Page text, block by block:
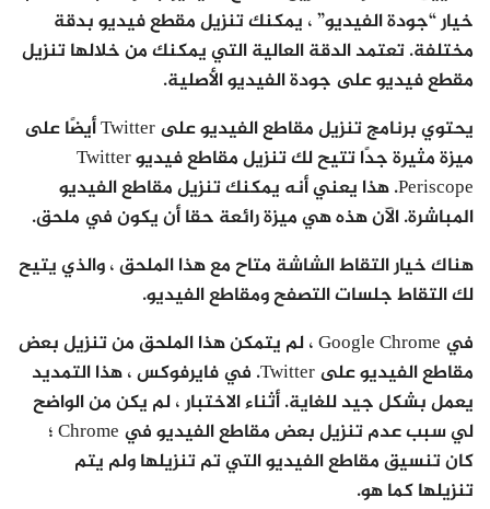
خيار “جودة الفيديو” ، يمكنك تنزيل مقطع فيديو بدقة
مختلفة. تعتمد الدقة العالية التي يمكنك من خلالها تنزيل
مقطع فيديو على جودة الفيديو الأصلية.
يحتوي برنامج تنزيل مقاطع الفيديو على Twitter أيضًا على
ميزة مثيرة جدًا تتيح لك تنزيل مقاطع فيديو Twitter
Periscope. هذا يعني أنه يمكنك تنزيل مقاطع الفيديو
المباشرة. الآن هذه هي ميزة رائعة حقا أن يكون في ملحق.
هناك خيار التقاط الشاشة متاح مع هذا الملحق ، والذي يتيح
لك التقاط جلسات التصفح ومقاطع الفيديو.
في Google Chrome ، لم يتمكن هذا الملحق من تنزيل بعض
مقاطع الفيديو على Twitter. في فايرفوكس ، هذا التمديد
يعمل بشكل جيد للغاية. أثناء الاختبار ، لم يكن من الواضح
لي سبب عدم تنزيل بعض مقاطع الفيديو في Chrome ؛
كان تنسيق مقاطع الفيديو التي تم تنزيلها ولم يتم
تنزيلها كما هو.